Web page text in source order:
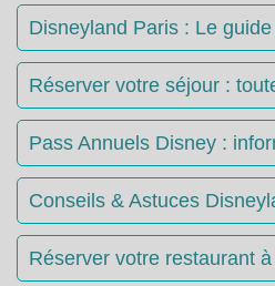
Disneyland Paris : Le
Réserver votre séjour :
Pass Annuels Disney :
Conseils & Astuces
Réserver votre restaurant